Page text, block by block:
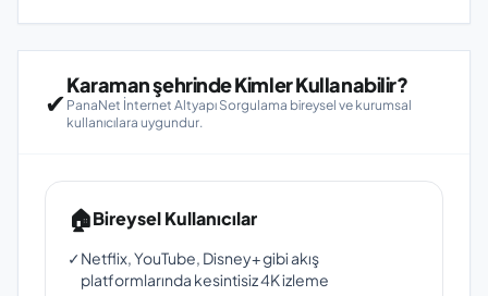
✔
Karaman şehrinde Kimler Kullanabilir?
PanaNet İnternet Altyapı Sorgulama bireysel ve kurumsal
kullanıcılara uygundur.
🏠Bireysel Kullanıcılar
✓Netflix, YouTube, Disney+ gibi akış
platformlarında kesintisiz 4K izleme